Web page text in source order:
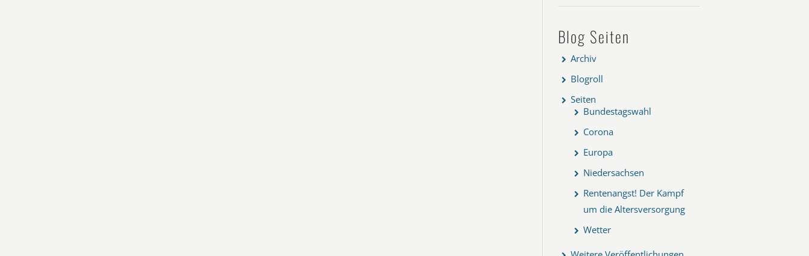
Blog Seiten
Archiv
Blogroll
Seiten
Bundestagswahl
Corona
Europa
Niedersachsen
Rentenangst! Der Kampf
um die Altersversorgung
Wetter